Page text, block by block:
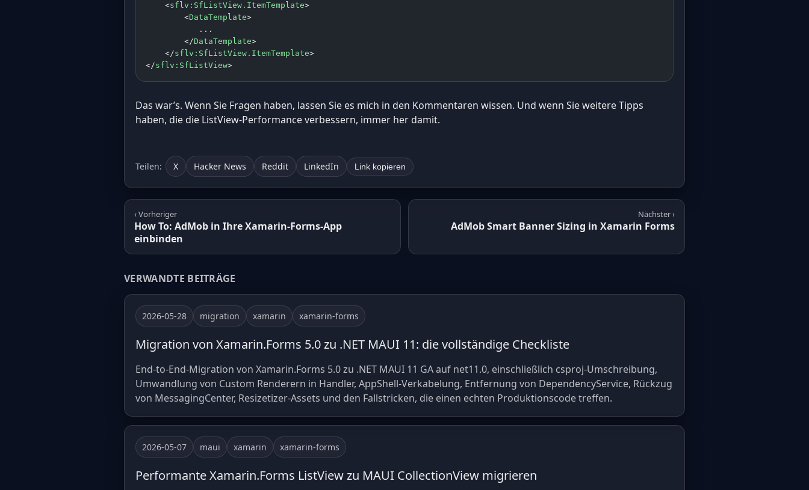
    <
sflv:SfListView.ItemTemplate>
        <
DataTemplate>
           ...
        </
DataTemplate>
    </
sflv:SfListView.ItemTemplate>
</sflv:SfListView>
Das war’s. Wenn Sie Fragen haben, lassen Sie es mich in den Kommentaren wissen. Und wenn Sie weitere Tipps
haben, die die ListView-Performance verbessern, immer her damit.
Teilen: X Hacker News Reddit LinkedIn Link kopieren
‹ Vorheriger
How To: AdMob in Ihre Xamarin-Forms-App
einbinden
Nächster ›
AdMob Smart Banner Sizing in Xamarin Forms
VERWANDTE BEITRÄGE
2026-05-28 migration xamarin xamarin-forms
Migration von Xamarin.Forms 5.0 zu .NET MAUI 11: die vollständige Checkliste
End-to-End-Migration von Xamarin.Forms 5.0 zu .NET MAUI 11 GA auf net11.0, einschließlich csproj-Umschreibung,
Umwandlung von Custom Renderern in Handler, AppShell-Verkabelung, Entfernung von DependencyService, Rückzug
von MessagingCenter, Resizetizer-Assets und den Fallstricken, die einen echten Produktionscode treffen.
2026-05-07 maui xamarin xamarin-forms
Performante Xamarin.Forms ListView zu MAUI CollectionView migrieren